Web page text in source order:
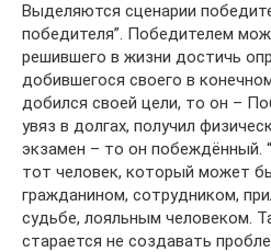
Выделяются сценарии
победителя”. Победителем
решившего в жизни достичь
добившегося своего в
добился своей цели, то он –
увяз в долгах, получил
экзамен – то он побеждённый.
тот человек, который может
гражданином, сотрудником,
судьбе, лояльным человеком.
старается не создавать